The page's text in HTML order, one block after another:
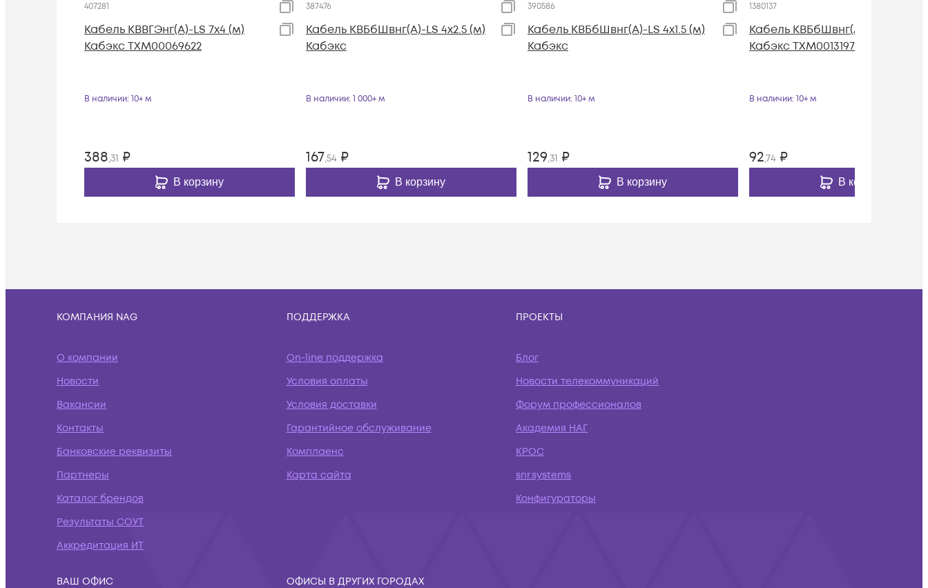
407281
Кабель КВВГЭнг(А)-LS 7х4 (м)
Кабэкс ТХМ00069622
В наличии: 10+ м
388,31 ₽
В корзину
387476
Кабель КВБбШвнг(А)-LS 4х2.5 (м)
Кабэкс
В наличии: 1 000+ м
167,54 ₽
В корзину
390586
Кабель КВБбШвнг(А)-LS 4х1.5 (м)
Кабэкс
В наличии: 10+ м
129,31 ₽
В корзину
1380137
Кабель КВБбШвнг(А)-LS 4х1 (м)
Кабэкс ТХМ00131979
В наличии: 10+ м
92,74 ₽
В корзину
КОМПАНИЯ NAG
О компании
Новости
Вакансии
Контакты
Банковские реквизиты
Партнеры
Каталог брендов
Результаты СОУТ
Аккредитация ИТ
ПОДДЕРЖКА
On-line поддержка
Условия оплаты
Условия доставки
Гарантийное обслуживание
Комплаенс
Карта сайта
ПРОЕКТЫ
Блог
Новости телекоммуникаций
Форум профессионалов
Академия НАГ
КРОС
snr.systems
Конфигураторы
ВАШ ОФИС ОФИСЫ В ДРУГИХ ГОРОДАХ